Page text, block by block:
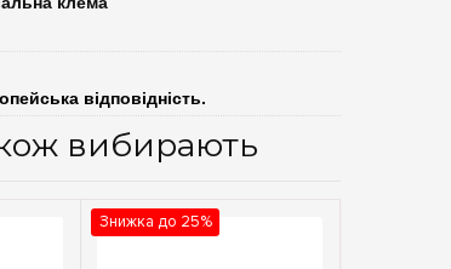
відповідність.
вибирають
Знижка до 25%